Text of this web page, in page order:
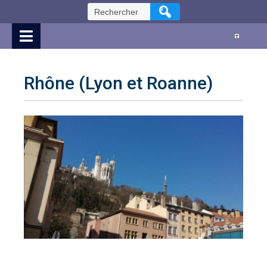
Content
Rechercher :
Rhône (Lyon et Roanne)